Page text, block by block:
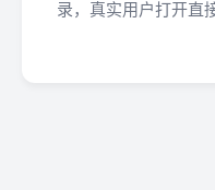
录，真实用户打开直